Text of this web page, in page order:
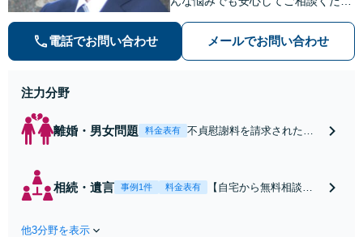
能！】【弁護士×社労士の高い専門
性】
電話でお問い合わせ メールでお問い合わせ
注力分野
離婚・男女問題 料金表有
不貞慰謝料を請求された方
直接やり取り不要｜Zoomで
初回無料相談｜全国対応
相続・遺言 事例1件 料金表有
【自宅から無料相談可
他3分野を表示